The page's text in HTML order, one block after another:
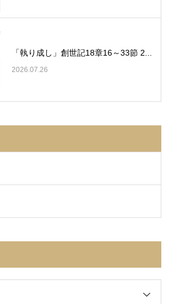
「執り成し」創世記18章16～33節 2...
2026.07.26